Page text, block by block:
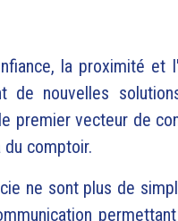
la proximité
de nouvelles
premier vecteur de
comptoir.
ne sont plus de